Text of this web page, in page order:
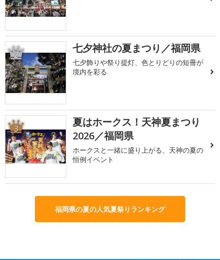
2 七夕神社の夏まつり／福岡県
七夕飾りや祭り提灯、色とりどりの短冊が
境内を彩る
3
夏はホークス！天神夏まつり
2026／福岡県
ホークスと一緒に盛り上がる、天神の夏の
恒例イベント
福岡県の夏の人気夏祭りランキング